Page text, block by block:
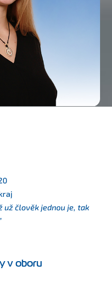
už člověk jednou je, tak
v oboru